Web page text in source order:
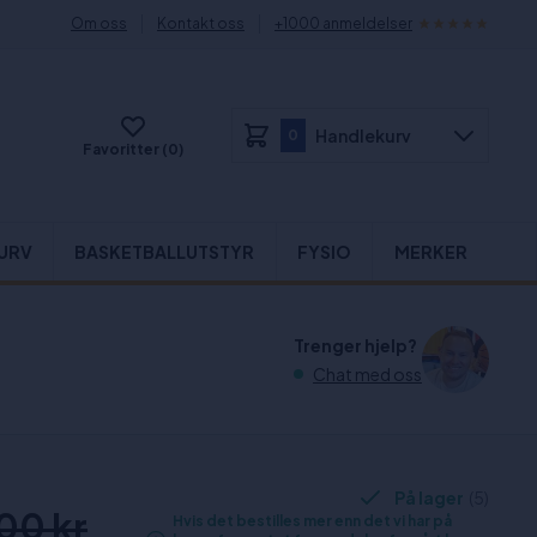
Om oss Kontakt oss +1000 anmeldelser
Favoritter (0)
Handlekurv
BASKETBALLUTSTYR FYSIO MERKER
Trenger hjelp?
Chat med oss
kr
På lager
Hvis det bestilles mer enn det vi har på